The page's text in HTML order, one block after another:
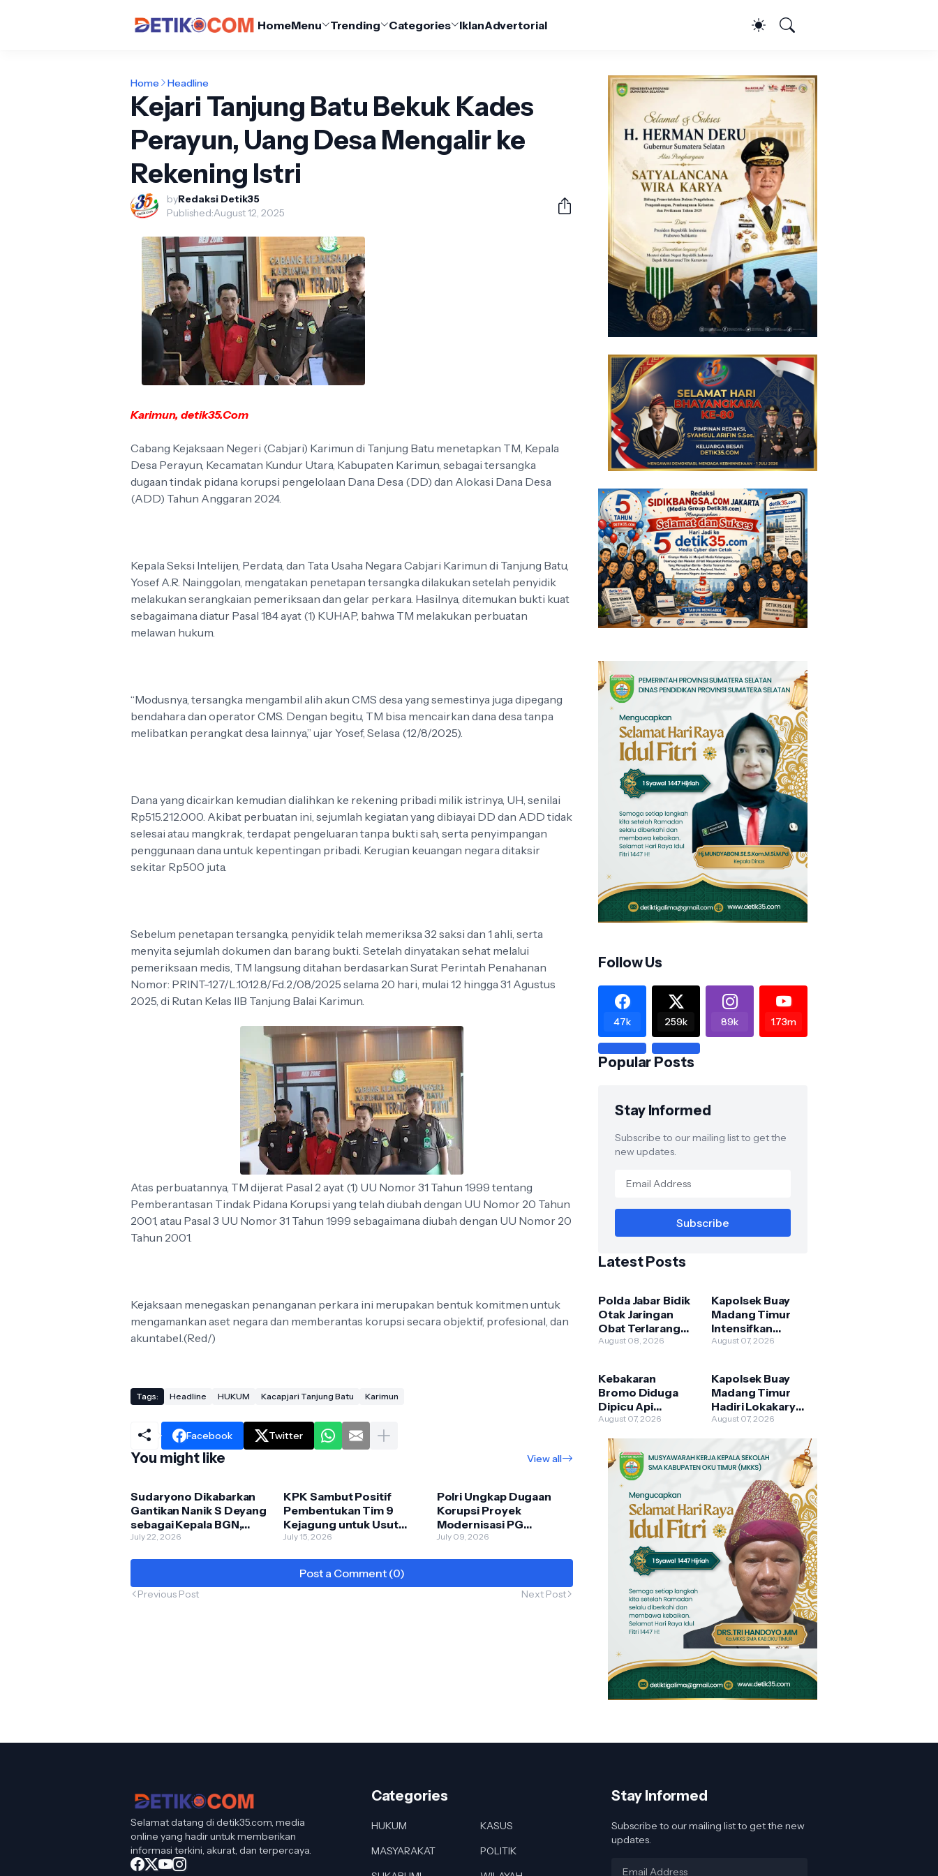
HomeMenu Trending Categories IklanAdvertorial
Home Headline
Kejari Tanjung Batu Bekuk Kades
Perayun, Uang Desa Mengalir ke
Rekening Istri
byRedaksi Detik35
Published:August 12, 2025
Karimun, detik35.Com
Cabang Kejaksaan Negeri (Cabjari) Karimun di Tanjung Batu menetapkan TM, Kepala
Desa Perayun, Kecamatan Kundur Utara, Kabupaten Karimun, sebagai tersangka
dugaan tindak pidana korupsi pengelolaan Dana Desa (DD) dan Alokasi Dana Desa
(ADD) Tahun Anggaran 2024.
Kepala Seksi Intelijen, Perdata, dan Tata Usaha Negara Cabjari Karimun di Tanjung Batu,
Yosef A.R. Nainggolan, mengatakan penetapan tersangka dilakukan setelah penyidik
melakukan serangkaian pemeriksaan dan gelar perkara. Hasilnya, ditemukan bukti kuat
sebagaimana diatur Pasal 184 ayat (1) KUHAP, bahwa TM melakukan perbuatan
melawan hukum.
“Modusnya, tersangka mengambil alih akun CMS desa yang semestinya juga dipegang
bendahara dan operator CMS. Dengan begitu, TM bisa mencairkan dana desa tanpa
melibatkan perangkat desa lainnya,” ujar Yosef, Selasa (12/8/2025).
Dana yang dicairkan kemudian dialihkan ke rekening pribadi milik istrinya, UH, senilai
Rp515.212.000. Akibat perbuatan ini, sejumlah kegiatan yang dibiayai DD dan ADD tidak
selesai atau mangkrak, terdapat pengeluaran tanpa bukti sah, serta penyimpangan
penggunaan dana untuk kepentingan pribadi. Kerugian keuangan negara ditaksir
sekitar Rp500 juta.
Sebelum penetapan tersangka, penyidik telah memeriksa 32 saksi dan 1 ahli, serta
menyita sejumlah dokumen dan barang bukti. Setelah dinyatakan sehat melalui
pemeriksaan medis, TM langsung ditahan berdasarkan Surat Perintah Penahanan
Nomor: PRINT-127/L.10.12.8/Fd.2/08/2025 selama 20 hari, mulai 12 hingga 31 Agustus
2025, di Rutan Kelas IIB Tanjung Balai Karimun.
Atas perbuatannya, TM dijerat Pasal 2 ayat (1) UU Nomor 31 Tahun 1999 tentang
Pemberantasan Tindak Pidana Korupsi yang telah diubah dengan UU Nomor 20 Tahun
2001, atau Pasal 3 UU Nomor 31 Tahun 1999 sebagaimana diubah dengan UU Nomor 20
Tahun 2001.
Kejaksaan menegaskan penanganan perkara ini merupakan bentuk komitmen untuk
mengamankan aset negara dan memberantas korupsi secara objektif, profesional, dan
akuntabel.(Red/)
Tags: Headline HUKUM Kacapjari Tanjung Batu Karimun
Facebook Twitter
You might like View all
Sudaryono Dikabarkan
Gantikan Nanik S Deyang
sebagai Kepala BGN,
Istana Masih Tunggu
July 22, 2026
KPK Sambut Positif
Pembentukan Tim 9
Kejagung untuk Usut
Kasus Febrie Adriansyah
July 15, 2026
Polri Ungkap Dugaan
Korupsi Proyek
Modernisasi PG
Assembagoes, Kerugian
July 09, 2026
Post a Comment (0)
Previous Post Next Post
Follow Us
47k 259k 89k 1.73m
Popular Posts
Stay Informed
Subscribe to our mailing list to get the
new updates.
Latest Posts
Polda Jabar Bidik
Otak Jaringan
Obat Terlarang
Lintas Provinsi
August 08, 2026
Kapolsek Buay
Madang Timur
Intensifkan
Patroli Karhutla,
dan Lahan
August 07, 2026
Kebakaran
Bromo Diduga
Dipicu Api
Unggun, 176
TNBTS Terbakar
August 07, 2026
Kapolsek Buay
Madang Timur
Hadiri Lokakarya
Mini Lintas
Pengandonan
August 07, 2026
Selamat datang di detik35.com, media
online yang hadir untuk memberikan
informasi terkini, akurat, dan terpercaya.
Categories
HUKUM
KASUS
MASYARAKAT
POLITIK
Stay Informed
Subscribe to our mailing list to get the new
updates.